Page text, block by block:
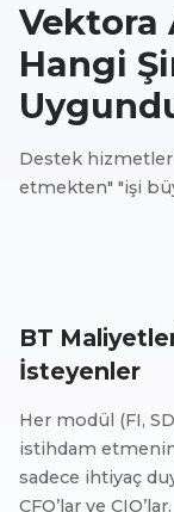
Vektora
Hangi
Destek
etmekten" "işi
BT
İsteyenler
Her modül (FI,
istihdam
sadece ihtiyaç
CFO’lar ve CIO’lar.